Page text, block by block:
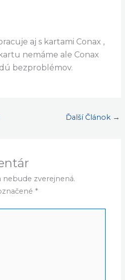
aj s kartami Conax ,
nemáme ale Conax
bezproblémov.
Ďalší Článok →
nebude zverejnená.
*